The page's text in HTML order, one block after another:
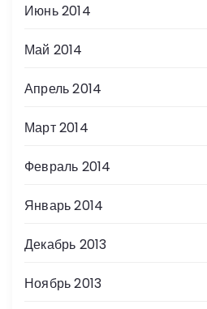
Июнь 2014
Май 2014
Апрель 2014
Март 2014
Февраль 2014
Январь 2014
Декабрь 2013
Ноябрь 2013